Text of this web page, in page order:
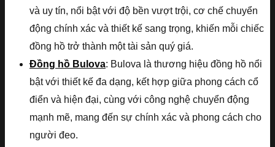
và uy tín, nổi bật với độ bền vượt trội, cơ chế chuyển
động chính xác và thiết kế sang trọng, khiến mỗi chiếc
đồng hồ trở thành một tài sản quý giá.
Đồng hồ Bulova: Bulova là thương hiệu đồng hồ nổi
bật với thiết kế đa dạng, kết hợp giữa phong cách cổ
điển và hiện đại, cùng với công nghệ chuyển động
mạnh mẽ, mang đến sự chính xác và phong cách cho
người đeo.